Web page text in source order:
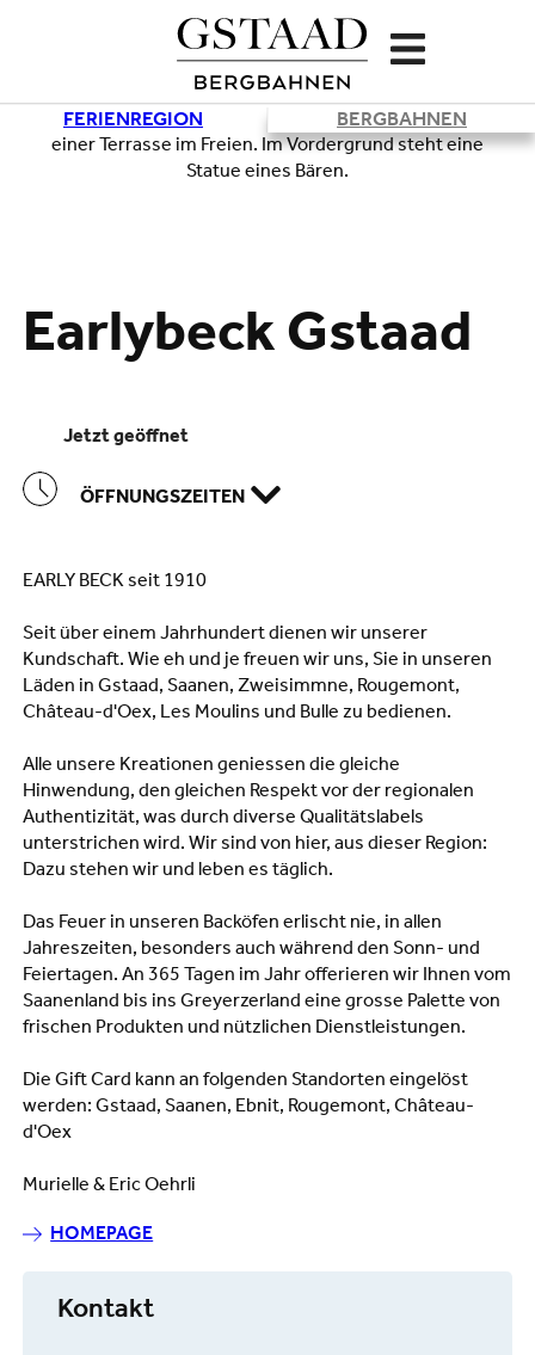
FERIENREGION BERGBAHNEN
Earlybeck Gstaad
jetzt geöffnet
ÖFFNUNGSZEITEN
EARLY BECK seit 1910
Seit über einem Jahrhundert dienen wir unserer
Kundschaft. Wie eh und je freuen wir uns, Sie in unseren
Läden in Gstaad, Saanen, Zweisimmne, Rougemont,
Château-d'Oex, Les Moulins und Bulle zu bedienen.
Alle unsere Kreationen geniessen die gleiche
Hinwendung, den gleichen Respekt vor der regionalen
Authentizität, was durch diverse Qualitätslabels
unterstrichen wird. Wir sind von hier, aus dieser Region:
Dazu stehen wir und leben es täglich.
Das Feuer in unseren Backöfen erlischt nie, in allen
Jahreszeiten, besonders auch während den Sonn- und
Feiertagen. An 365 Tagen im Jahr offerieren wir Ihnen vom
Saanenland bis ins Greyerzerland eine grosse Palette von
frischen Produkten und nützlichen Dienstleistungen.
Die Gift Card kann an folgenden Standorten eingelöst
werden: Gstaad, Saanen, Ebnit, Rougemont, Château-
d'Oex
Murielle & Eric Oehrli
HOMEPAGE
Kontakt